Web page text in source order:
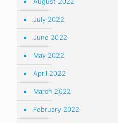
July 2022
June 2022
May 2022
April 2022
March 2022
February 2022